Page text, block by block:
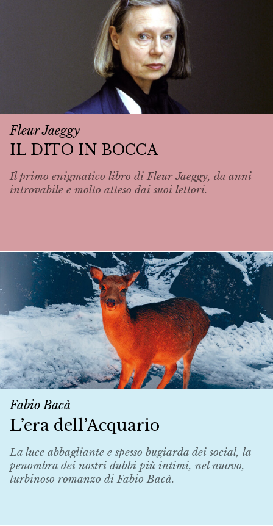
Fleur Jaeggy
IL DITO IN BOCCA
Il primo enigmatico libro di Fleur Jaeggy, da anni
introvabile e molto atteso dai suoi lettori.
Fabio Bacà
L’era dell’Acquario
La luce abbagliante e spesso bugiarda dei social, la
penombra dei nostri dubbi più intimi, nel nuovo,
turbinoso romanzo di Fabio Bacà.